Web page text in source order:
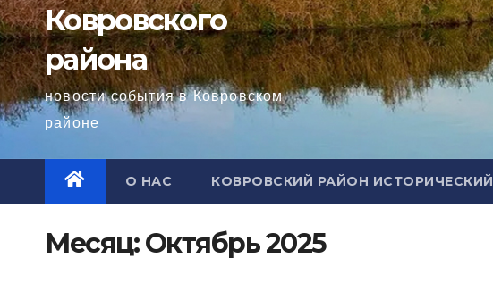
Ковровского
района
новости события в Ковровском
районе
О НАС КОВРОВСКИЙ РАЙОН ИСТОРИЧЕСКИЙ
Месяц:Октябрь 2025